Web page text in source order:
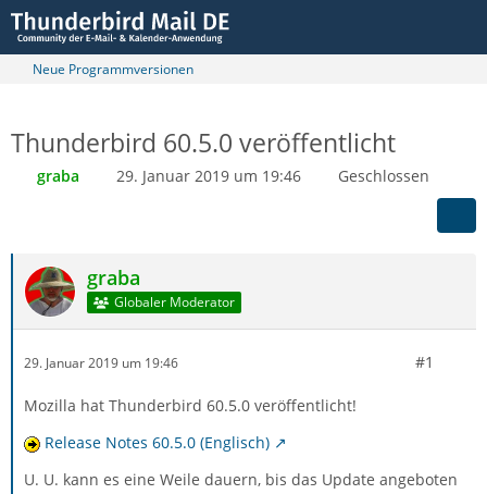
Neue Programmversionen
Thunderbird 60.5.0 veröffentlicht
graba 29. Januar 2019 um 19:46 Geschlossen
graba
Globaler Moderator
29. Januar 2019 um 19:46 #1
Mozilla hat Thunderbird 60.5.0 veröffentlicht!
Release Notes 60.5.0 (Englisch)
U. U. kann es eine Weile dauern, bis das Update angeboten